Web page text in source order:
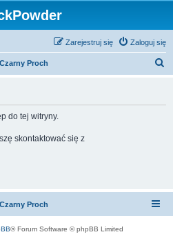
Zaloguj się
Zarejestruj się
Proch
do tej witryny.
skontaktować się z
Proch
® Forum Software © phpBB Limited